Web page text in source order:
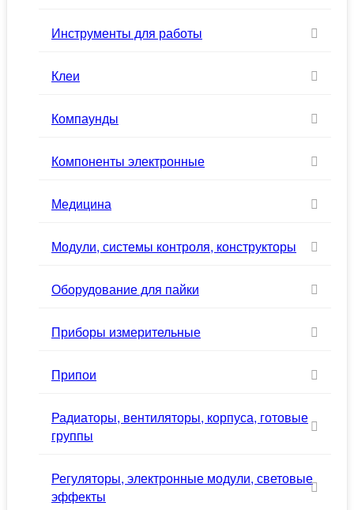
Инструменты для работы
Клеи
Компаунды
Компоненты электронные
Медицина
Модули, системы контроля, конструкторы
Оборудование для пайки
Приборы измерительные
Припои
Радиаторы, вентиляторы, корпуса, готовые
группы
Регуляторы, электронные модули, световые
эффекты